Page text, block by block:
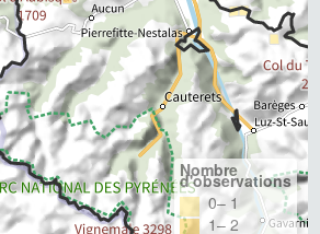
Nombre
d'observations
0– 1
1– 2